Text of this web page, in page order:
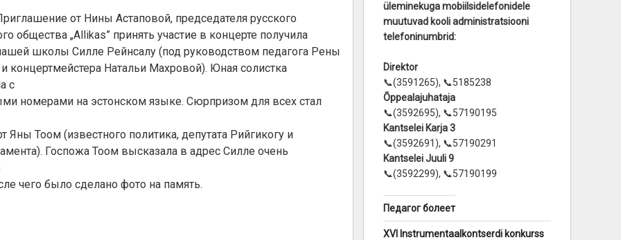
от Нины Астаповой, председателя русского
общества „Allikas” принять участие в концерте получила
школы Силле Рейнсалу (под руководством педагога Рены
концертмейстера Натальи Махровой). Юная солистка
с
номерами на эстонском языке. Сюрпризом для всех стал
Яны Тоом (известного политика, депутата Рийгикогу и
Госпожа Тоом высказала в адрес Силле очень
чего было сделано фото на память.
üleminekuga mobiilsidelefonidele
muutuvad kooli administratsiooni
telefoninumbrid:
Direktor
📞(3591265), 📞5185238
Õppealajuhataja
📞(3592695), 📞57190195
Kantselei Karja 3
📞(3592691), 📞57190291
Kantselei Juuli 9
📞(3592299), 📞57190199
Педагог болеет
XVI Instrumentaalkontserdi konkurss